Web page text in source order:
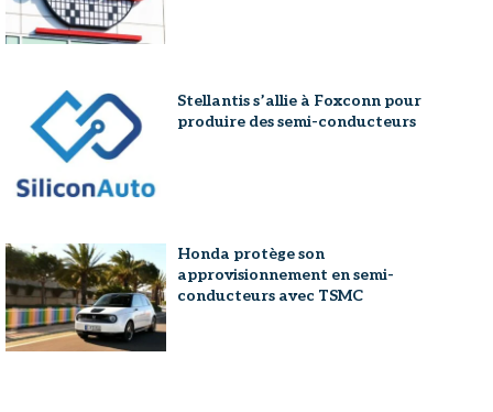
Stellantis s’allie à Foxconn pour
produire des semi-conducteurs
Honda protège son
approvisionnement en semi-
conducteurs avec TSMC